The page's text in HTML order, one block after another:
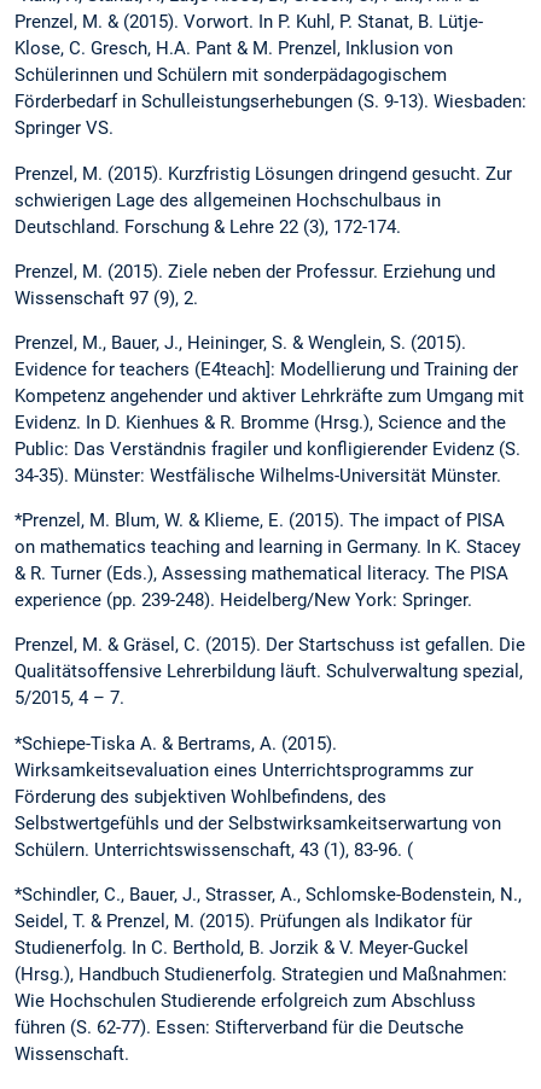
Prenzel, M. & (2015). Vorwort. In P. Kuhl, P. Stanat, B. Lütje-
Klose, C. Gresch, H.A. Pant & M. Prenzel, Inklusion von
Schülerinnen und Schülern mit sonderpädagogischem
Förderbedarf in Schulleistungs­erhebungen (S. 9-13). Wiesbaden:
Springer VS.
Prenzel, M. (2015). Kurzfristig Lösungen dringend gesucht. Zur
schwierigen Lage des allgemeinen Hochschulbaus in
Deutschland. Forschung & Lehre 22 (3), 172-174.
Prenzel, M. (2015). Ziele neben der Professur. Erziehung und
Wissenschaft 97 (9), 2.
Prenzel, M., Bauer, J., Heininger, S. & Wenglein, S. (2015).
Evidence for teachers (E4teach]: Modellierung und Training der
Kompetenz angehender und aktiver Lehrkräfte zum Umgang mit
Evidenz. In D. Kienhues & R. Bromme (Hrsg.), Science and the
Public: Das Verständnis fragiler und konfligierender Evidenz (S.
34-35). Münster: Westfälische Wilhelms-Universität Münster.
*Prenzel, M. Blum, W. & Klieme, E. (2015). The impact of PISA
on mathematics teaching and learning in Germany. In K. Stacey
& R. Turner (Eds.), Assessing mathematical literacy. The PISA
experience (pp. 239-248). Heidelberg/New York: Springer.
Prenzel, M. & Gräsel, C. (2015). Der Startschuss ist gefallen. Die
Qualitätsoffensive Lehrerbildung läuft. Schulverwaltung spezial,
5/2015, 4 – 7.
*Schiepe-Tiska A. & Bertrams, A. (2015).
Wirksamkeitsevaluation eines Unterrichts­programms zur
Förderung des subjektiven Wohlbefindens, des
Selbstwertgefühls und der Selbstwirksamkeitserwartung von
Schülern. Unterrichtswissenschaft, 43 (1), 83-96. (
*Schindler, C., Bauer, J., Strasser, A., Schlomske-Bodenstein, N.,
Seidel, T. & Prenzel, M. (2015). Prüfungen als Indikator für
Studienerfolg. In C. Berthold, B. Jorzik & V. Meyer-Guckel
(Hrsg.), Handbuch Studienerfolg. Strategien und Maßnahmen:
Wie Hochschulen Studierende erfolgreich zum Abschluss
führen (S. 62-77). Essen: Stifterverband für die Deutsche
Wissenschaft.